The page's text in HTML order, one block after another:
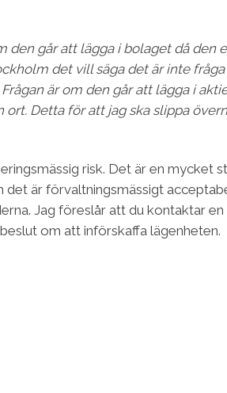
går att lägga i bolaget då den
det vill säga det är inte
är om den går att lägga i
Detta för att jag ska slippa
risk. Det är en mycket
är förvaltningsmässigt
Jag föreslår att du kontaktar
om att införskaffa lägenheten.